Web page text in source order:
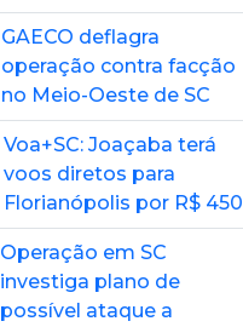
GAECO deflagra
operação contra facção
no Meio-Oeste de SC
Voa+SC: Joaçaba terá
voos diretos para
Florianópolis por R$ 450
Operação em SC
investiga plano de
possível ataque a